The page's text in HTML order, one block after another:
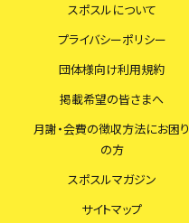
スポスルについて
プライバシーポリシー
団体様向け利用規約
掲載希望の皆さまへ
月謝・会費の徴収方法にお困り
の方
スポスルマガジン
サイトマップ